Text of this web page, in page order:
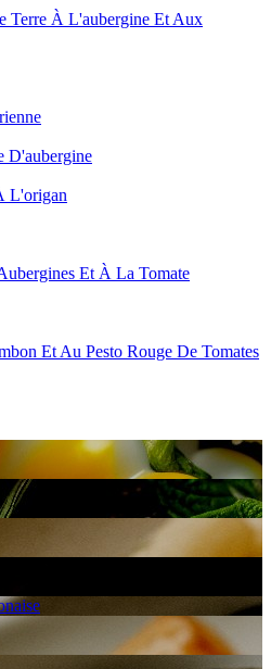
Terre À L'aubergine Et Aux
D'aubergine
L'origan
Et À La Tomate
Et Au Pesto Rouge De Tomates